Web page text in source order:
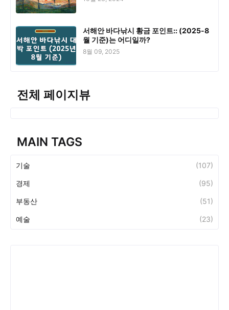
서해안 바다낚시 황금 포인트:: (2025-8
월 기준)는 어디일까?
8월 09, 2025
전체 페이지뷰
MAIN TAGS
기술 (107)
경제 (95)
부동산 (51)
예술 (23)